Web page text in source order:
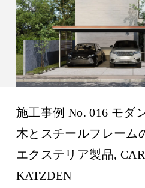
施工事例 No. 016 モダ
木とスチールフレーム
エクステリア製品,
KATZDEN